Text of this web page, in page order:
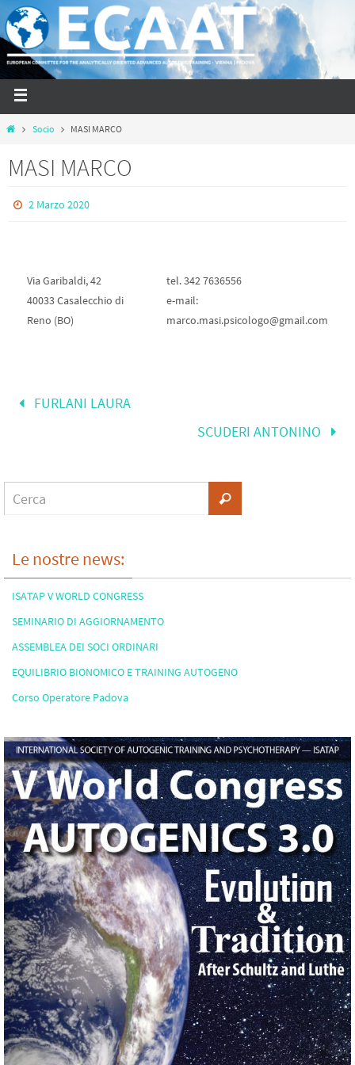
Socio MASI MARCO
MASI MARCO
2 Marzo 2020
Via Garibaldi, 42
40033 Casalecchio di
Reno (BO)
tel. 342 7636556
e-mail:
marco.masi.psicologo@gmail.com
FURLANI LAURA
SCUDERI ANTONINO
Le nostre news:
ISATAP V WORLD CONGRESS
SEMINARIO DI AGGIORNAMENTO
ASSEMBLEA DEI SOCI ORDINARI
EQUILIBRIO BIONOMICO E TRAINING AUTOGENO
Corso Operatore Padova